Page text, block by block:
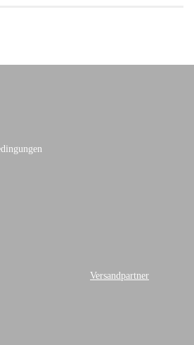
Versandpartner